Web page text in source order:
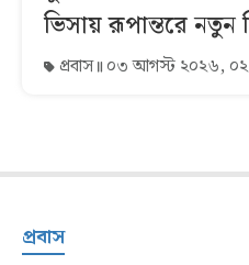
ভিসায় রূপান্তরে নতুন
প্রবাস ০৩ আগস্ট ২০২৬,
প্রবাস